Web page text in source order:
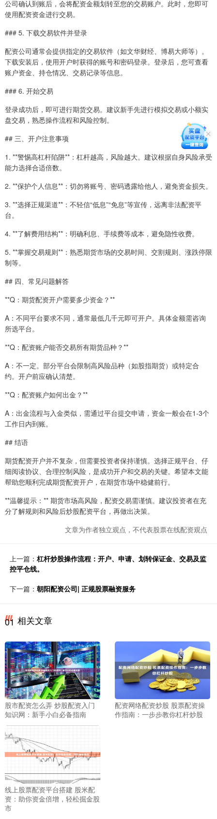
公司确认到账后，会将配资金额划转至您的交易账户。此时，您即可
使用配资资金进行交易。
### 5. 下载交易软件并登录
配资公司通常会提供指定的交易软件（如文华财经、博易大师等）。
下载安装后，使用开户时获得的账号和密码登录。登录后，您可查看
账户资金、持仓情况、交易记录等信息。
### 6. 开始交易
登录成功后，即可进行期货交易。建议新手先进行模拟交易或小额实
盘交易，熟悉操作流程和风险控制。
## 三、开户注意事项
1. **警惕高杠杆陷阱**：杠杆越高，风险越大。建议根据自身风险承受
能力选择合适倍数。
2. **保护个人信息**：切勿将账号、密码透露给他人，避免资金损失。
3. **选择正规渠道**：不轻信“低息”“免息”等宣传，远离非法配资平
台。
4. **了解费用结构**：明确利息、手续费等成本，避免隐性收费。
5. **掌握交易规则**：熟悉期货市场的交易时间、交割规则、涨跌停限
制等。
## 四、常见问题解答
**Q：期货配资开户需要多少资金？**
A：不同平台要求不同，通常最低几千元即可开户。具体金额需咨询
所选平台。
**Q：配资账户能否交易所有期货品种？**
A：不一定。部分平台会限制高风险品种（如股指期货）或特定合
约。开户前应确认清楚。
**Q：配资账户如何出金？**
A：出金流程与入金类似，需通过平台提交申请，资金一般会在1-3个
工作日内到账。
## 结语
期货配资开户并不复杂，但需要投资者保持谨慎。选择正规平台、仔
细阅读协议、合理控制风险，是成功开户和交易的关键。希望本文能
帮助您顺利完成期货配资开户，在期货市场中稳健前行。
**温馨提示：** 期货市场高风险，配资交易需谨慎。建议投资者在充
分了解规则和风险后炒股配资平台，再做出决策。
文章为作者独立观点，不代表股票在线配资观点
上一篇： 杠杆炒股操作流程：开户、申请、划转保证金、交易及监
控平仓线。
下一篇： 朝阳配资公司| 正规股票融资服务
01 相关文章
股市配资怎么弄 炒股配资入门
知识网：新手小白必备指南
配资网络配资炒股 股票配资操
作指南：一步步教你杠杆炒股
线上股票配资平台搭建 股米配
资：助你资金倍增，轻松掘金股
市